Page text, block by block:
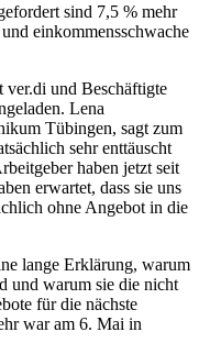
sind 7,5 % mehr
einkommensschwache
ver.di und Beschäftigte
Lena
Tübingen, sagt zum
sehr enttäuscht
haben jetzt seit
erwartet, dass sie uns
ohne Angebot in die
lange Erklärung, warum
und warum sie die nicht
für die nächste
war am 6. Mai in